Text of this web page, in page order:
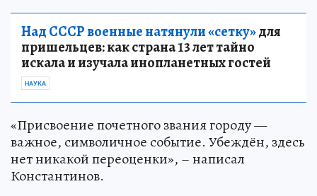
Над СССР военные натянули «сетку»для
пришельцев: как страна 13 лет тайно
искала и изучала инопланетных гостей
НАУКА
«Присвоение почетного звания городу —
важное, символичное событие. Убеждён, здесь
нет никакой переоценки», – написал
Константинов.